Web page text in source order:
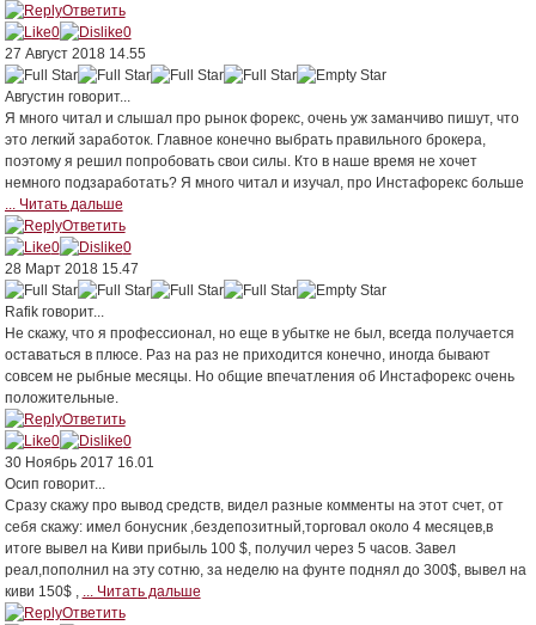
Ответить
0
0
27 Август 2018 14.55
Августин говорит...
Я много читал и слышал про рынок форекс, очень уж заманчиво пишут, что
это легкий заработок. Главное конечно выбрать правильного брокера,
поэтому я решил попробовать свои силы. Кто в наше время не хочет
немного подзаработать? Я много читал и изучал, про Инстафорекс больше
... Читать дальше
Ответить
0
0
28 Март 2018 15.47
Rafikговорит...
Не скажу, что я профессионал, но еще в убытке не был, всегда получается
оставаться в плюсе. Раз на раз не приходится конечно, иногда бывают
совсем не рыбные месяцы. Но общие впечатления об Инстафорекс очень
положительные.
Ответить
0
0
30 Ноябрь 2017 16.01
Осип говорит...
Сразу скажу про вывод средств, видел разные комменты на этот счет, от
себя скажу: имел бонусник ,бездепозитный,торговал около 4 месяцев,в
итоге вывел на Киви прибыль 100 $, получил через 5 часов. Завел
реал,пополнил на эту сотню, за неделю на фунте поднял до 300$, вывел на
киви 150$ , ... Читать дальше
Ответить